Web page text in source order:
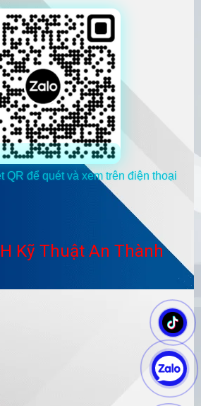
QR để quét và xem trên điện thoại
Kỹ Thuật An Thành